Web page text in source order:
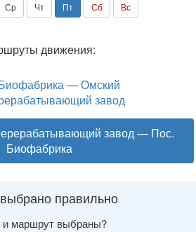
Ср Чт Пт Сб Вс
движения:
— Омский
завод
завод — Пос.
Биофабрика
правильно
и маршрут выбраны?